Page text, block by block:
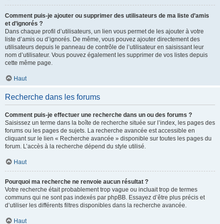
Comment puis-je ajouter ou supprimer des utilisateurs de ma liste d’amis
et d’ignorés ?
Dans chaque profil d’utilisateurs, un lien vous permet de les ajouter à votre
liste d’amis ou d’ignorés. De même, vous pouvez ajouter directement des
utilisateurs depuis le panneau de contrôle de l’utilisateur en saisissant leur
nom d’utilisateur. Vous pouvez également les supprimer de vos listes depuis
cette même page.
Haut
Recherche dans les forums
Comment puis-je effectuer une recherche dans un ou des forums ?
Saisissez un terme dans la boîte de recherche située sur l’index, les pages des
forums ou les pages de sujets. La recherche avancée est accessible en
cliquant sur le lien « Recherche avancée » disponible sur toutes les pages du
forum. L’accès à la recherche dépend du style utilisé.
Haut
Pourquoi ma recherche ne renvoie aucun résultat ?
Votre recherche était probablement trop vague ou incluait trop de termes
communs qui ne sont pas indexés par phpBB. Essayez d’être plus précis et
d’utiliser les différents filtres disponibles dans la recherche avancée.
Haut